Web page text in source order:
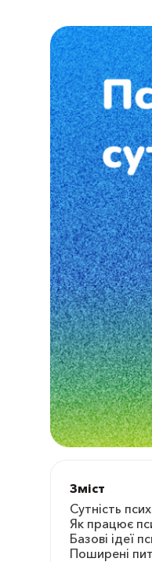
Зміст
Сутність
Як працює
Базові ідеї
Поширені